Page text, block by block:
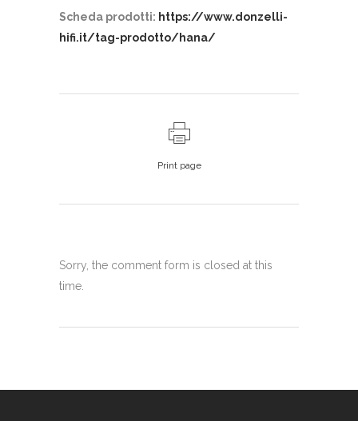
Scheda prodotti: https://www.donzelli-
hifi.it/tag-prodotto/hana/
Print page
Sorry, the comment form is closed at this
time.